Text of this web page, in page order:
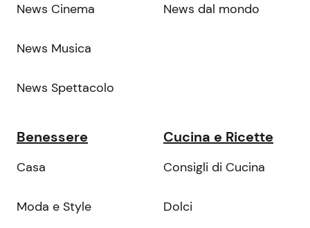
News Cinema
News Musica
News Spettacolo
News dal mondo
Benessere
Casa
Moda e Style
Cucina e Ricette
Consigli di Cucina
Dolci